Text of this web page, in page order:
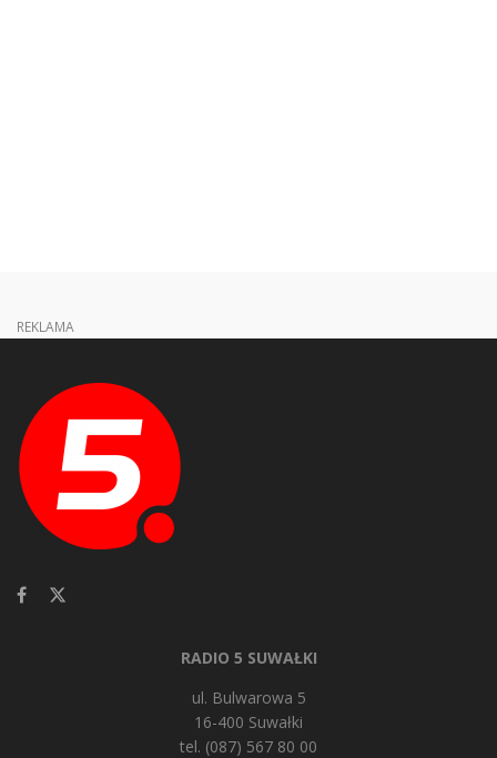
REKLAMA
RADIO 5 SUWAŁKI
ul. Bulwarowa 5
16-400 Suwałki
tel. (087) 567 80 00